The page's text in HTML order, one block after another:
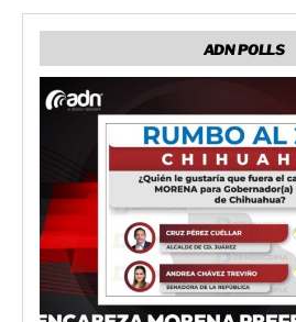
ADN POLLS